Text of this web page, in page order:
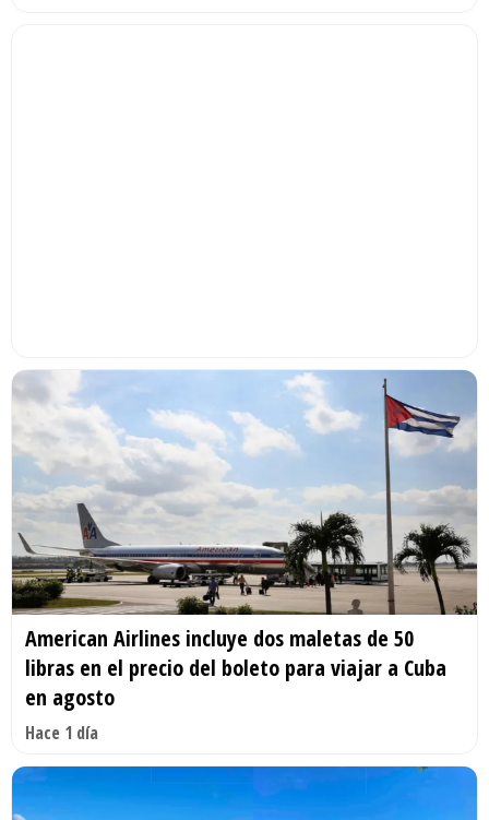
American Airlines incluye dos maletas de 50
libras en el precio del boleto para viajar a Cuba
en agosto
Hace 1 día